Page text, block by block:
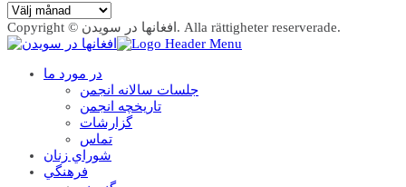
Arkiv
Copyright © افغانها در سویدن. Alla rättigheter reserverade.
در مورد ما
جلسات سالانه انجمن
تاریخچه انجمن
گزارشات
تماس
شوراي زنان
فرهنگي